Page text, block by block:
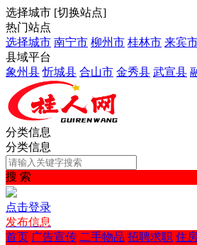
选择城市 [切换站点]
热门站点
选择城市 南宁市 柳州市 桂林市 来宾
县域平台
象州县 忻城县 合山市 金秀县 武宣县
分类信息
分类信息
搜 索
点击登录
发布信息
首页 广告宣传 二手物品 招聘求职 住